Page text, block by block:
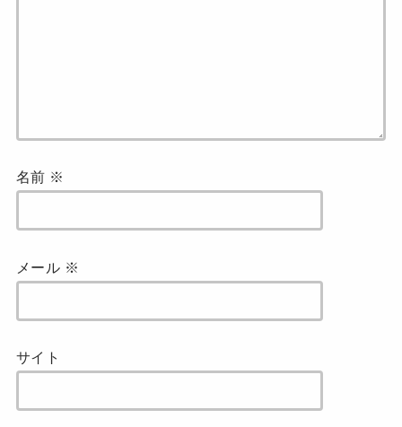
名前 ※
メール ※
サイト